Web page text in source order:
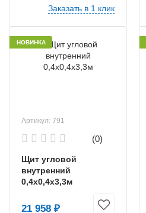
Заказать в 1 клик
НОВИНКА
Артикул: 791
(0)
Щит угловой
внутренний
0,4х0,4х3,3м
21 958 ₽